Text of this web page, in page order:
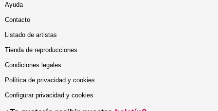
Ayuda
Contacto
Listado de artistas
Tienda de reproducciones
Condiciones legales
Política de privacidad y cookies
Configurar privacidad y cookies